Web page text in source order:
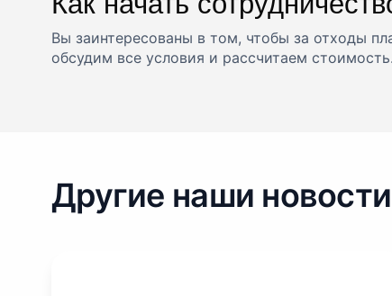
Вы заинтересованы в том, чтобы за отходы
обсудим все условия и рассчитаем стоимость.
Другие наши новости